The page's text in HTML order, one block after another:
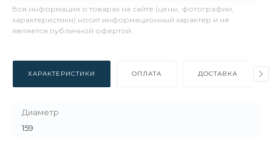
Вся информация о товарах на сайте (цены, фотографии,
характеристики) носит информационный характер и не
является публичной офертой.
ХАРАКТЕРИСТИКИ ОПЛАТА ДОСТАВКА
Диаметр
159